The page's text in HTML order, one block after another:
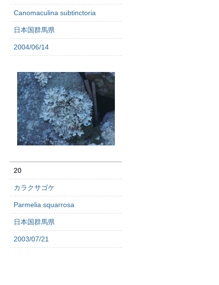
Canomaculina subtinctoria
日本国群馬県
2004/06/14
20
カラクサゴケ
Parmelia squarrosa
日本国群馬県
2003/07/21